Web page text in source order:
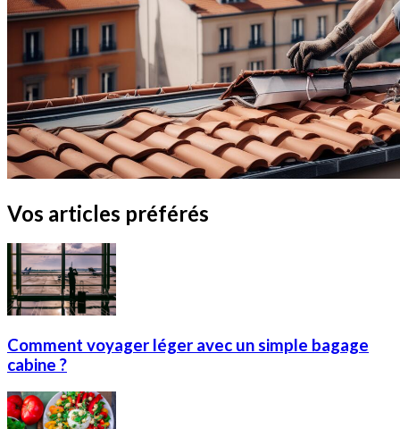
Vos articles préférés
Comment voyager léger avec un simple bagage
cabine ?